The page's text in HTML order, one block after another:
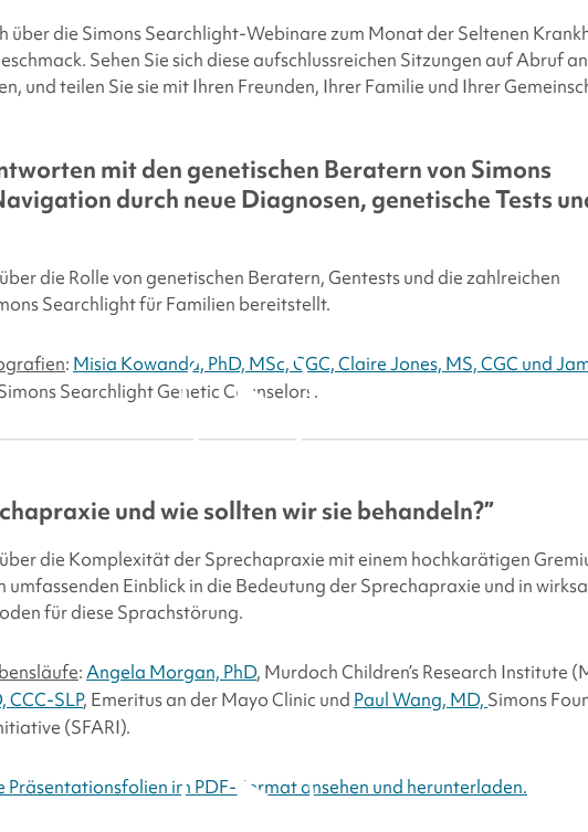
facebook
twitter
linkedin
page
über die Simons Searchlight-Webinare zum Monat der Seltenen
Sehen Sie sich diese aufschlussreichen Sitzungen auf Abruf
und teilen Sie sie mit Ihren Freunden, Ihrer Familie und Ihrer
mit den genetischen Beratern von Simons
durch neue Diagnosen, genetische Tests
die Rolle von genetischen Beratern, Gentests und die zahlreichen
Searchlightfür Familien bereitstellt.
: Misia Kowanda, PhD, MSc, CGC, Claire Jones, MS, CGC und
SearchlightGenetic Counselors.
video, you agree to our
privacy policy.
und wie sollten wir sie behandeln?”
die Komplexität der Sprechapraxie mit einem hochkarätigen
umfassenden Einblick in die Bedeutung der Sprechapraxie und in
für diese Sprachstörung.
:Angela Morgan, PhD, Murdoch Children’s Research Institute
CCC-SLP, Emeritus an der Mayo Clinic und Paul Wang, MD, Simons
(SFARI).
Präsentationsfolien im PDF-Format ansehen und herunterladen.